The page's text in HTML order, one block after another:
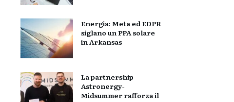
Energia: Meta ed EDPR
siglano un PPA solare
in Arkansas
La partnership
Astronergy-
Midsummer rafforza il